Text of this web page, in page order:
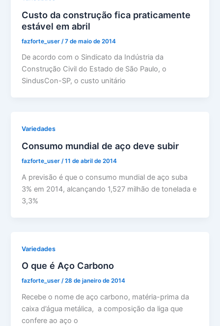
Custo da construção fica praticamente
estável em abril
fazforte_user /7 de maio de 2014
De acordo com o Sindicato da Indústria da
Construção Civil do Estado de São Paulo, o
SindusCon-SP, o custo unitário
Variedades
Consumo mundial de aço deve subir
fazforte_user/11 de abril de 2014
A previsão é que o consumo mundial de aço suba
3% em 2014, alcançando 1,527 milhão de tonelada e
3,3%
Variedades
O que é Aço Carbono
fazforte_user/28 de janeiro de 2014
Recebe o nome de aço carbono, matéria-prima da
caixa d’água metálica, a composição da liga que
confere ao aço o